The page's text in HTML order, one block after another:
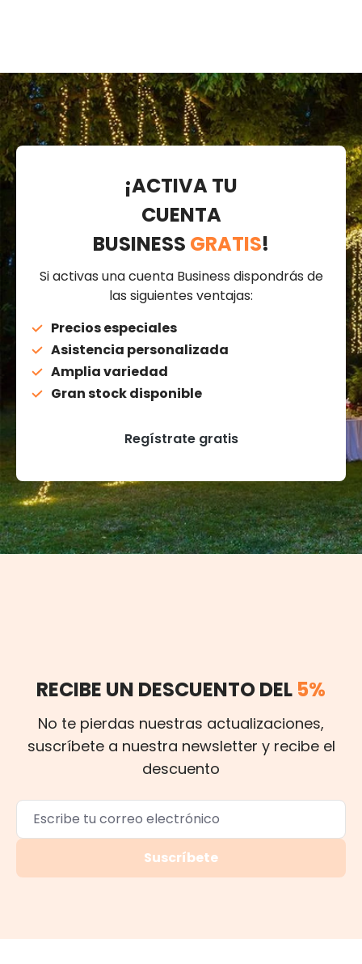
¡ACTIVA TU
CUENTA
BUSINESS GRATIS!
Si activas una cuenta Business dispondrás de
las siguientes ventajas:
Precios especiales
Asistencia personalizada
Amplia variedad
Gran stock disponible
Regístrate gratis
RECIBE UN DESCUENTO DEL 5%
No te pierdas nuestras actualizaciones,
suscríbete a nuestra newsletter y recibe el
descuento
Suscríbete